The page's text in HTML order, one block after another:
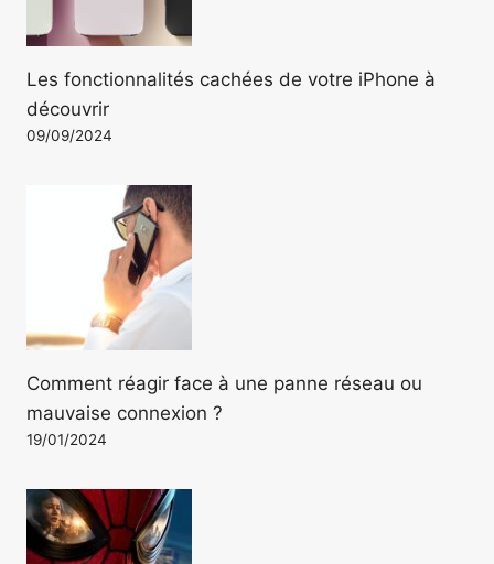
Les fonctionnalités cachées de votre iPhone à
découvrir
09/09/2024
Comment réagir face à une panne réseau ou
mauvaise connexion ?
19/01/2024